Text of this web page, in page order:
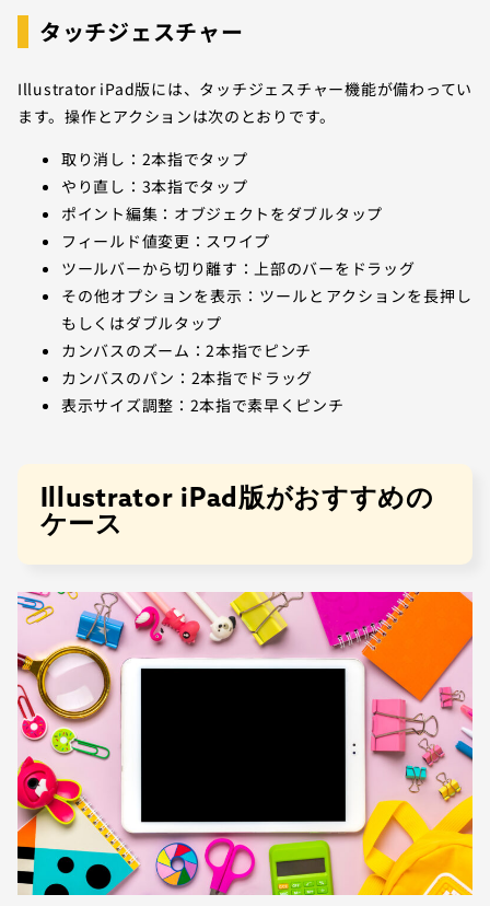
タッチジェスチャー
Illustrator iPad版には、タッチジェスチャー機能が備わってい
ます。操作とアクションは次のとおりです。
取り消し：2本指でタップ
やり直し：3本指でタップ
ポイント編集：オブジェクトをダブルタップ
フィールド値変更：スワイプ
ツールバーから切り離す：上部のバーをドラッグ
その他オプションを表示：ツールとアクションを長押し
もしくはダブルタップ
カンバスのズーム：2本指でピンチ
カンバスのパン：2本指でドラッグ
表示サイズ調整：2本指で素早くピンチ
Illustrator iPad版がおすすめの
ケース